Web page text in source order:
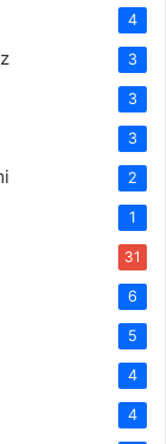
4
3
3
3
2
1
31
6
5
4
4